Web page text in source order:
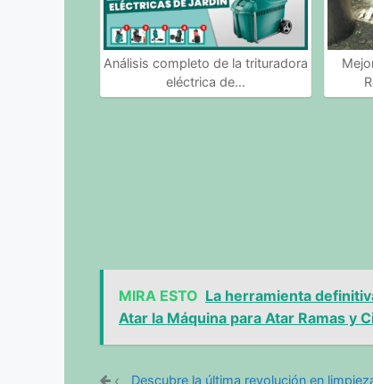
Análisis completo de la trituradora
eléctrica de…
MIRA ESTO La herramienta
Atar la Máquina para Atar Ramas y
Descubre la última revolución en